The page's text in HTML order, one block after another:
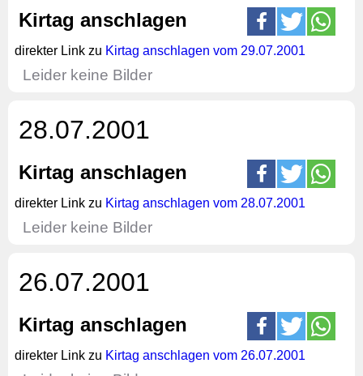
Kirtag anschlagen
direkter Link zu Kirtag anschlagen vom 29.07.2001
Leider keine Bilder
28.07.2001
Kirtag anschlagen
direkter Link zu Kirtag anschlagen vom 28.07.2001
Leider keine Bilder
26.07.2001
Kirtag anschlagen
direkter Link zu Kirtag anschlagen vom 26.07.2001